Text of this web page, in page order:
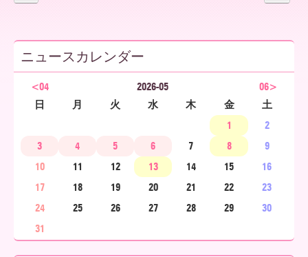
ア
北
海
道
ニュースカレンダー
<04 2026-05
06>
日
月 火 水 木 金
土
1
2
3
4 5 6 7 8
9
10
11 12 13 14 15
16
17
18 19 20 21 22
23
24
25 26 27 28 29
30
31